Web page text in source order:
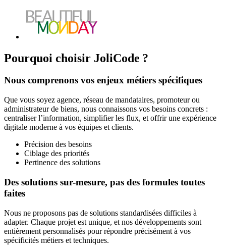
Pourquoi choisir JoliCode ?
Nous comprenons vos enjeux métiers spécifiques
Que vous soyez agence, réseau de mandataires, promoteur ou
administrateur de biens, nous connaissons vos besoins concrets :
centraliser l’information, simplifier les flux, et offrir une expérience
digitale moderne à vos équipes et clients.
Précision des besoins
Ciblage des priorités
Pertinence des solutions
Des solutions sur-mesure, pas des formules toutes
faites
Nous ne proposons pas de solutions standardisées difficiles à
adapter. Chaque projet est unique, et nos développements sont
entièrement personnalisés pour répondre précisément à vos
spécificités métiers et techniques.